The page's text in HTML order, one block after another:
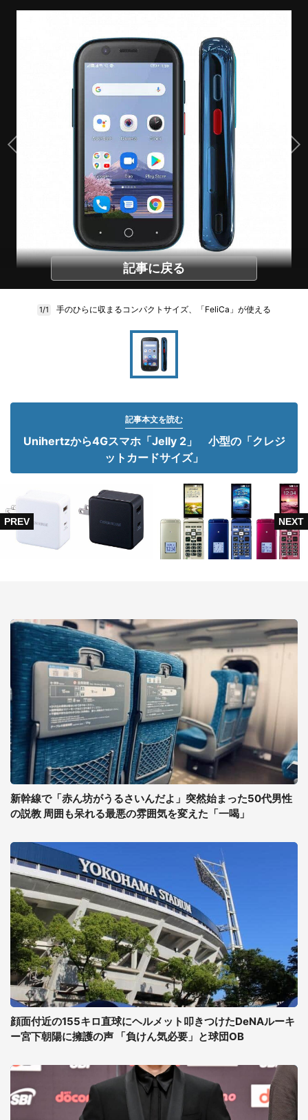
記事に戻る
1/1 手のひらに収まるコンパクトサイズ、「FeliCa」が使える
記事本文を読む
Unihertzから4Gスマホ「Jelly 2」 小型の「クレジ
ットカードサイズ」
新幹線で「赤ん坊がうるさいんだよ」突然始まった50代男性
の説教 周囲も呆れる最悪の雰囲気を変えた「一喝」
顔面付近の155キロ直球にヘルメット叩きつけたDeNAルーキ
ー宮下朝陽に擁護の声 「負けん気必要」と球団OB